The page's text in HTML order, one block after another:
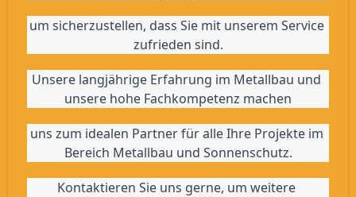
um sicherzustellen, dass Sie mit unserem Service
zufrieden sind.
Unsere langjährige Erfahrung im Metallbau und
unsere hohe Fachkompetenz machen
uns zum idealen Partner für alle Ihre Projekte im
Bereich Metallbau und Sonnenschutz.
Kontaktieren Sie uns gerne, um weitere